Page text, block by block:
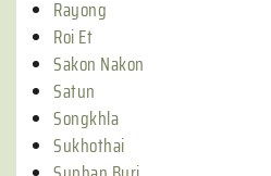
Rayong
Roi Et
Sakon Nakon
Satun
Songkhla
Sukhothai